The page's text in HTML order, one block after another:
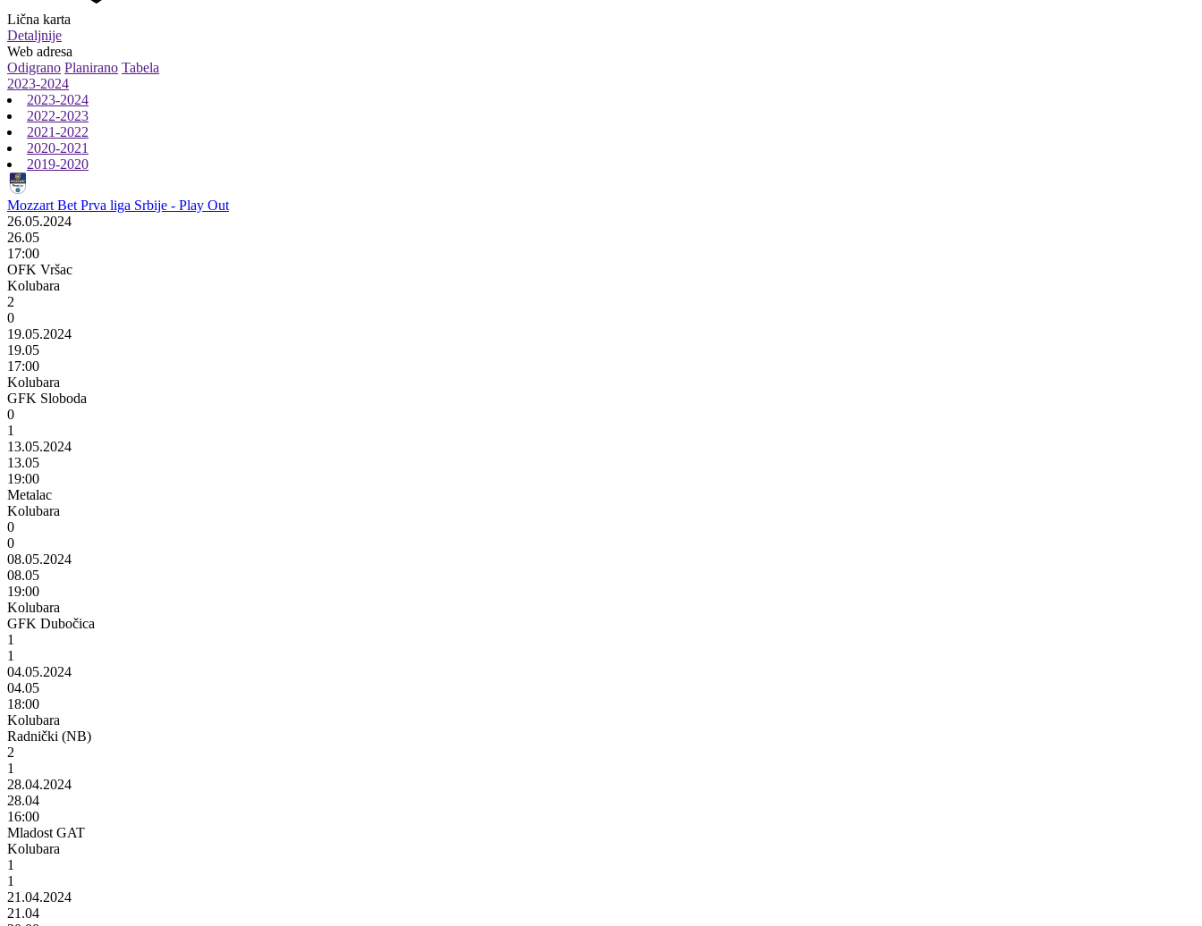
Lična karta
Detaljnije
Web adresa
Odigrano Planirano Tabela
2023-2024
2023-2024
2022-2023
2021-2022
2020-2021
2019-2020
Mozzart Bet Prva liga Srbije - Play Out
26.05.2024
26.05
17:00
OFK Vršac
Kolubara
2
0
19.05.2024
19.05
17:00
Kolubara
GFK Sloboda
0
1
13.05.2024
13.05
19:00
Metalac
Kolubara
0
0
08.05.2024
08.05
19:00
Kolubara
GFK Dubočica
1
1
04.05.2024
04.05
18:00
Kolubara
Radnički (NB)
2
1
28.04.2024
28.04
16:00
Mladost GAT
Kolubara
1
1
21.04.2024
21.04